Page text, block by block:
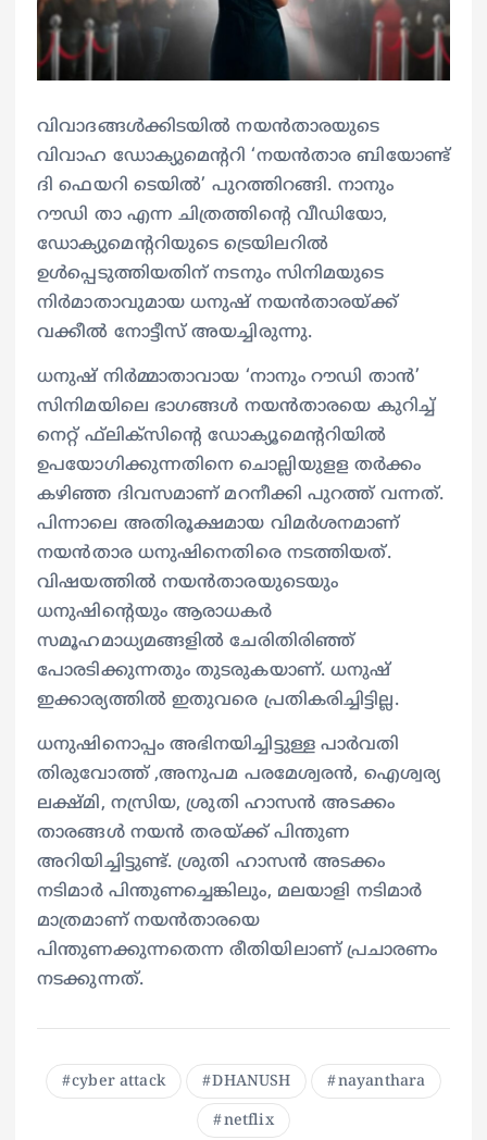
വിവാദങ്ങള്‍ക്കിടയില്‍ നയന്‍താരയുടെ
വിവാഹ ഡോക്യുമെന്ററി ‘നയന്‍താര ബിയോണ്ട്
ദി ഫെയറി ടെയില്‍’ പുറത്തിറങ്ങി. നാനും
റൗഡി താ എന്ന ചിത്രത്തിന്റെ വീഡിയോ,
ഡോക്യുമെന്ററിയുടെ ട്രെയിലറില്‍
ഉള്‍പ്പെടുത്തിയതിന് നടനും സിനിമയുടെ
നിര്‍മാതാവുമായ ധനുഷ് നയന്‍താരയ്ക്ക്
വക്കീല്‍ നോട്ടീസ് അയച്ചിരുന്നു.
ധനുഷ് നിര്‍മ്മാതാവായ ‘നാനും റൗഡി താന്‍’
സിനിമയിലെ ഭാഗങ്ങള്‍ നയന്‍താരയെ കുറിച്ച്
നെറ്റ് ഫ്‌ലിക്‌സിന്റെ ഡോക്യൂമെന്ററിയില്‍
ഉപയോഗിക്കുന്നതിനെ ചൊല്ലിയുളള തര്‍ക്കം
കഴിഞ്ഞ ദിവസമാണ് മറനീക്കി പുറത്ത് വന്നത്.
പിന്നാലെ അതിരൂക്ഷമായ വിമര്‍ശനമാണ്
നയന്‍താര ധനുഷിനെതിരെ നടത്തിയത്.
വിഷയത്തില്‍ നയന്‍താരയുടെയും
ധനുഷിന്റെയും ആരാധകര്‍
സമൂഹമാധ്യമങ്ങളില്‍ ചേരിതിരിഞ്ഞ്
പോരടിക്കുന്നതും തുടരുകയാണ്. ധനുഷ്
ഇക്കാര്യത്തില്‍ ഇതുവരെ പ്രതികരിച്ചിട്ടില്ല.
ധനുഷിനൊപ്പം അഭിനയിച്ചിട്ടുള്ള പാര്‍വതി
തിരുവോത്ത് ,അനുപമ പരമേശ്വരന്‍, ഐശ്വര്യ
ലക്ഷ്മി, നസ്രിയ, ശ്രുതി ഹാസന്‍ അടക്കം
താരങ്ങള്‍ നയന്‍ തരയ്ക്ക് പിന്തുണ
അറിയിച്ചിട്ടുണ്ട്. ശ്രുതി ഹാസന്‍ അടക്കം
നടിമാര്‍ പിന്തുണച്ചെങ്കിലും, മലയാളി നടിമാര്‍
മാത്രമാണ് നയന്‍താരയെ
പിന്തുണക്കുന്നതെന്ന രീതിയിലാണ് പ്രചാരണം
നടക്കുന്നത്.
cyber attack DHANUSH nayanthara
netflix